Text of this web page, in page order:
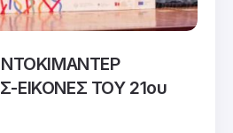
ΕΙΚΟΝΕΣ ΤΟΥ 21ου